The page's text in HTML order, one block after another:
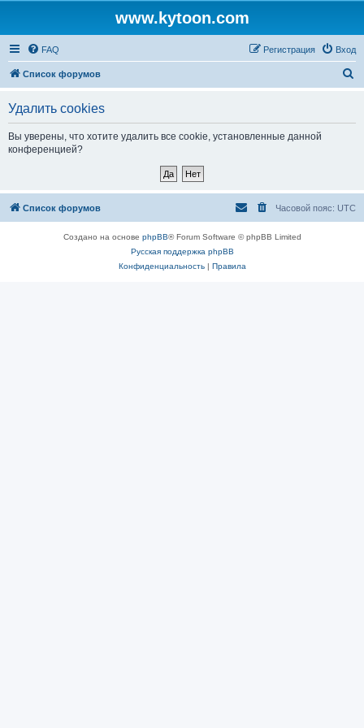
www.kytoon.com
FAQ Вход
Регистрация
Список форумов
Удалить cookies
Вы уверены, что хотите удалить все cookie, установленные данной
конференцией?
Список форумов Часовой пояс: UTC
Создано на основе phpBB® Forum Software © phpBB Limited
Русская поддержка phpBB
Конфиденциальность| Правила